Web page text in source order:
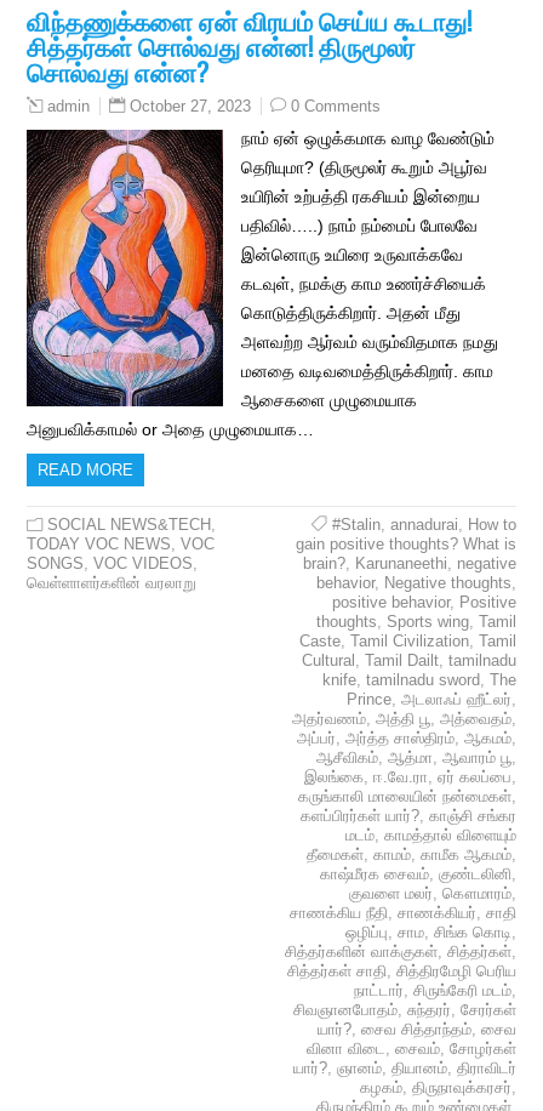
விந்தணுக்களை ஏன் விரயம் செய்ய கூடாது!
சித்தர்கள் சொல்வது என்ன! திருமூலர்
சொல்வது என்ன?
admin October 27, 2023 0 Comments
நாம் ஏன் ஒழுக்கமாக வாழ வேண்டும்
தெரியுமா? (திருமூலர் கூறும் அபூர்வ
உயிரின் உற்பத்தி ரகசியம் இன்றைய
பதிவில்…..) நாம் நம்மைப் போலவே
இன்னொரு உயிரை உருவாக்கவே
கடவுள், நமக்கு காம உணர்ச்சியைக்
கொடுத்திருக்கிறார். அதன் மீது
அளவற்ற ஆர்வம் வரும்விதமாக நமது
மனதை வடிவமைத்திருக்கிறார். காம
ஆசைகளை முழுமையாக
அனுபவிக்காமல் or அதை முழுமையாக…
READ MORE
SOCIAL NEWS&TECH ,
TODAY VOC NEWS,VOC
SONGS,VOC VIDEOS,
வெள்ளாளர்களின் வரலாறு
#Stalin, annadurai, How to
gain positive thoughts? What is
brain?, Karunaneethi, negative
behavior, Negative thoughts,
positive behavior, Positive
thoughts, Sports wing, Tamil
Caste, Tamil Civilization, Tamil
Cultural , Tamil Dailt, tamilnadu
knife, tamilnadu sword, The
Prince, அடலாஃப் ஹீட்லர்,
அதர்வணம், அத்தி பூ, அத்வைதம்,
அப்பர், அர்த்த சாஸ்திரம், ஆகமம்,
ஆசீவிகம், ஆத்மா, ஆவாரம் பூ,
இலங்கை, ஈ.வே.ரா, ஏர் கலப்பை,
கருங்காலி மாலையின் நன்மைகள்,
களப்பிரர்கள் யார்?, காஞ்சி சங்கர
மடம், காமத்தால் விளையும்
தீமைகள், காமம், காமீக ஆகமம்,
காஷ்மீரக சைவம், குண்டலினி,
குவளை மலர், கௌமாரம்,
சாணக்கிய நீதி, சாணக்கியர், சாதி
ஒழிப்பு, சாம, சிங்க கொடி,
சித்தர்களின் வாக்குகள், சித்தர்கள்,
சித்தர்கள் சாதி, சித்திரமேழி பெரிய
நாட்டார், சிருங்கேரி மடம்,
சிவஞானபோதம், சுந்தரர், சேரர்கள்
யார்?, சைவ சித்தாந்தம், சைவ
வினா விடை, சைவம், சோழர்கள்
யார்?, ஞானம், தியானம், திராவிடர்
கழகம், திருநாவுக்கரசர்,
திருமந்திரம் கூறும் உண்மைகள்,